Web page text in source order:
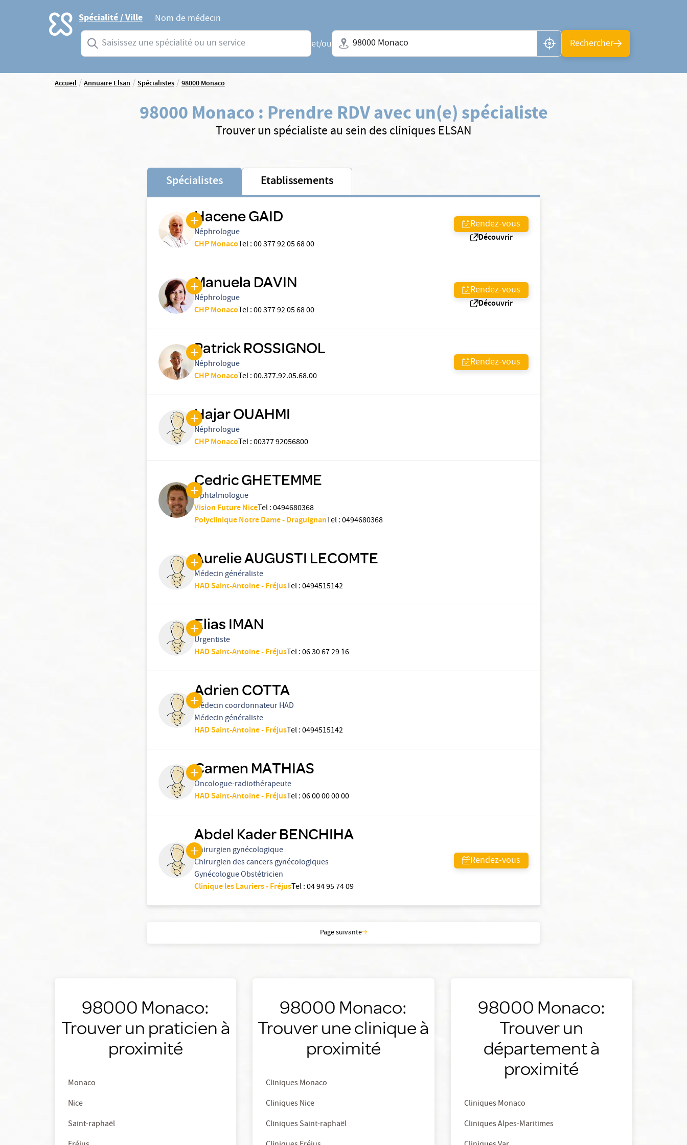
Accueil Spécialité / Ville
Nom de médecin
Saisissez une spécialité ou un service
et/ou
Ville + N° de département, région ou CP
Rechercher
Accueil/Annuaire Elsan/Spécialistes/98000 Monaco
98000 Monaco : Prendre RDV avec un(e) spécialiste
Trouver un spécialiste au sein des cliniques ELSAN
Spécialistes Etablissements
Hacene GAID
Néphrologue
CHP MonacoTel:00 377 92 05 68 00
Rendez-vous
Découvrir
Manuela DAVIN
Néphrologue
CHP MonacoTel:00 377 92 05 68 00
Rendez-vous
Découvrir
Patrick ROSSIGNOL
Néphrologue
CHP MonacoTel:00.377.92.05.68.00
Rendez-vous
Hajar OUAHMI
Néphrologue
CHP MonacoTel:00377 92056800
Cedric GHETEMME
Ophtalmologue
Vision Future NiceTel:0494680368
Polyclinique Notre Dame - DraguignanTel:0494680368
Aurelie AUGUSTI LECOMTE
Médecin généraliste
HAD Saint-Antoine - FréjusTel:0494515142
Elias IMAN
Urgentiste
HAD Saint-Antoine - FréjusTel:06 30 67 29 16
Adrien COTTA
Médecin coordonnateur HAD
Médecin généraliste
HAD Saint-Antoine - FréjusTel:0494515142
Carmen MATHIAS
Oncologue-radiothérapeute
HAD Saint-Antoine - FréjusTel:06 00 00 00 00
Abdel Kader BENCHIHA
Chirurgien gynécologique
Chirurgien des cancers gynécologiques
Gynécologue Obstétricien
Clinique les Lauriers - FréjusTel:04 94 95 74 09
Rendez-vous
Page suivante
98000 Monaco:
Trouver un praticien à
proximité
Monaco
Nice
Saint-raphaël
98000 Monaco:
Trouver une clinique à
proximité
Cliniques Monaco
Cliniques Nice
Cliniques Saint-raphaël
98000 Monaco:
Trouver un
département à
proximité
Cliniques Monaco
Cliniques Alpes-Maritimes